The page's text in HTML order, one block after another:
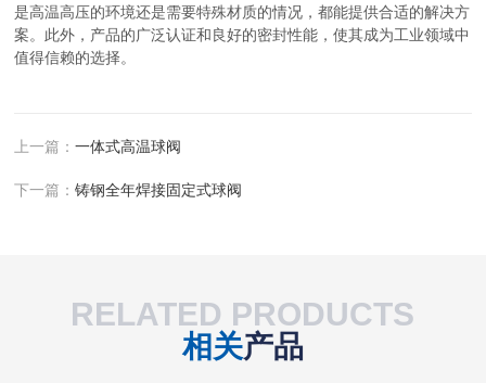
是高温高压的环境还是需要特殊材质的情况，都能提供合适的解决方
案。此外，产品的广泛认证和良好的密封性能，使其成为工业领域中
值得信赖的选择。
上一篇：一体式高温球阀
下一篇：铸钢全年焊接固定式球阀
RELATED PRODUCTS
相关产品